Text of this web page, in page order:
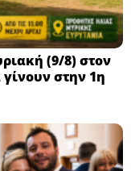
(9/8) στον
στην 1η